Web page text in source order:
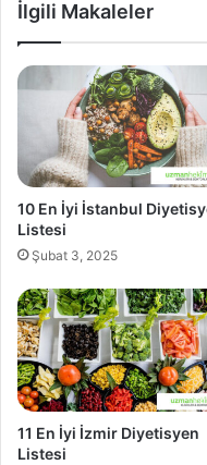
İlgili Makaleler
10 En İyi İstanbul
Listesi
Şubat 3, 2025
11 En İyi İzmir Diyetisyen
Listesi